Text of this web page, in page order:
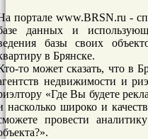
портале www.BRSN.ru -
данных и
базы своих
в Брянске.
то может сказать, что в
недвижимости и
«Где Вы будете
насколько широко и
провести